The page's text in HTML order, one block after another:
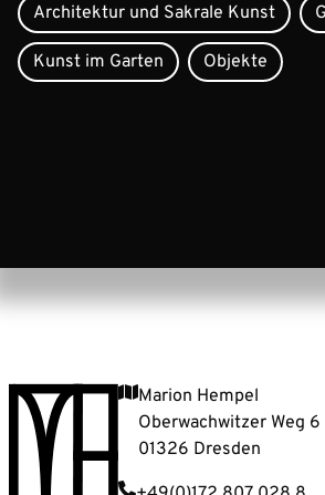
Architektur und Sakrale Kunst
Kunst im Garten Objekte
Marion Hempel
Oberwachwitzer Weg 6
01326 Dresden